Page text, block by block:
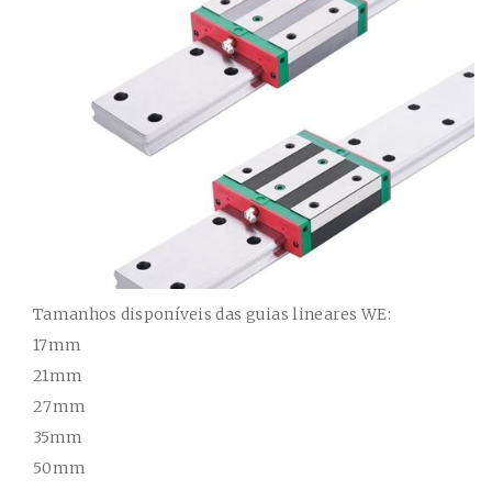
Tamanhos disponíveis das guias lineares WE:
17mm
21mm
27mm
35mm
50mm